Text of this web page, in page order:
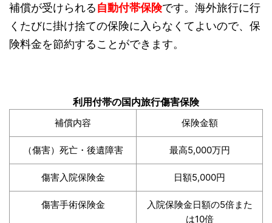
補償が受けられる自動付帯保険です。海外旅行に行
くたびに掛け捨ての保険に入らなくてよいので、保
険料金を節約することができます。
利用付帯の国内旅行傷害保険
補償内容 保険金額
（傷害）死亡・後遺障害 最高5,000万円
傷害入院保険金 日額5,000円
傷害手術保険金
入院保険金日額の5倍また
は10倍